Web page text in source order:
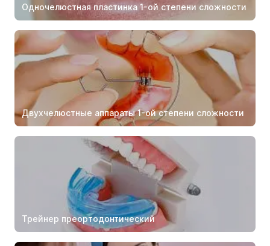
Одночелюстная пластинка 1-ой степени сложности
Двухчелюстные аппараты 1-ой степени сложности
Трейнер преортодонтический